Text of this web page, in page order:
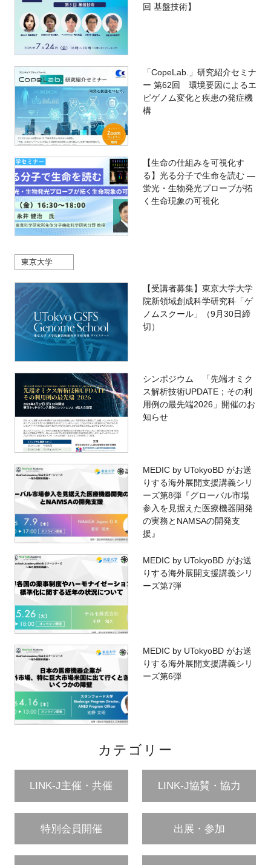
回 基盤技術】
「CopeLab.」研究紹介セミナ
ー 第62回 環境要因によるエ
ピゲノム変化と疾患の発症機
構
【生命の仕組みを可視化す
る】光る分子で生命を読む ―
蛍光・生物発光プローブが拓
く生命現象の可視化
東京大学
【受講者募集】東京大学大学
院新領域創成科学研究科「ゲ
ノムスクール」（9月30日締
切）
シンポジウム 「先端オミク
ス解析技術UPDATE；その利
用例の最先端2026」開催のお
知らせ
MEDIC by UTokyoBD がお送
りする海外展開支援講義シリ
ーズ第8弾『グローバル市場
参入を見据えた医療機器開発
の実務とNAMSAの開発支
援』
MEDIC by UTokyoBD がお送
りする海外展開支援講義シリ
ーズ第7弾
MEDIC by UTokyoBD がお送
りする海外展開支援講義シリ
ーズ第6弾
カテゴリー
LINK-J主催・共催 LINK-J協賛・協力
特別会員開催 出展・参加